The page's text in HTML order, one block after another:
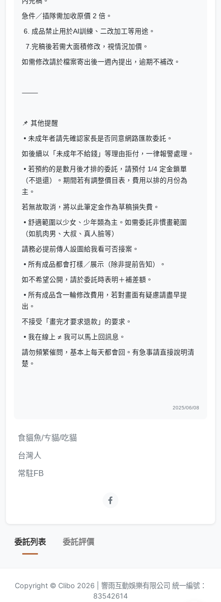
急件／插隊需加收原價 2 倍。
6. 成品禁止用於AI訓練、二改加工等用途。
7.完稿後若需大面積修改，視情況加價。
如需修改請於檔案寄出後一週內提出，逾期不補改。
⸻
📌 其他提醒
• 未成年者請先確認家長是否同意網路匯款委託。
如後續以「未成年不給錢」等理由拒付，一律報警處理。
• 若預約的是數月後才排的委託，請預付 1/4 定金鎖單
（不退還）。期間若有調整價目表，費用以排的月份為
主。
若無故取消，將以此筆定金作為草稿損失費。
• 舒適範圍以少女、少年類為主。如需委託非慣畫範圍
（如肌肉男、大叔、真人臉等）
請務必提前傳人設圖給我看可否接案。
• 所有成品都會打樣／展示（除非提前告知）。
如不希望公開，請於委託時表明＋補差額。
• 所有成品含一輪修改費用，若對畫面有疑慮請盡早提
出。
不接受「畫完才要求退款」的要求。
• 我在線上 ≠ 我可以馬上回訊息。
請勿頻繁催問，基本上每天都會回。有急事請直接說明清
楚。
2025/06/08
食貓魚/ㄘ貓/吃貓
台灣人
常駐FB
委託列表 委託評價
Copyright © Clibo 2026 | 響雨互動娛樂有限公司 統一編號：
83542614